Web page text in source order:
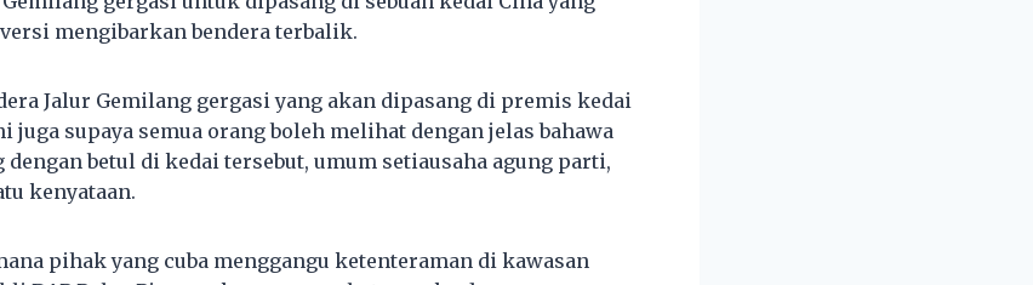
mengibarkan bendera terbalik.
Jalur Gemilang gergasi yang akan dipasang di premis kedai
juga supaya semua orang boleh melihat dengan jelas bahawa
dengan betul di kedai tersebut, umum setiausaha agung parti,
kenyataan.
pihak yang cuba menggangu ketenteraman di kawasan